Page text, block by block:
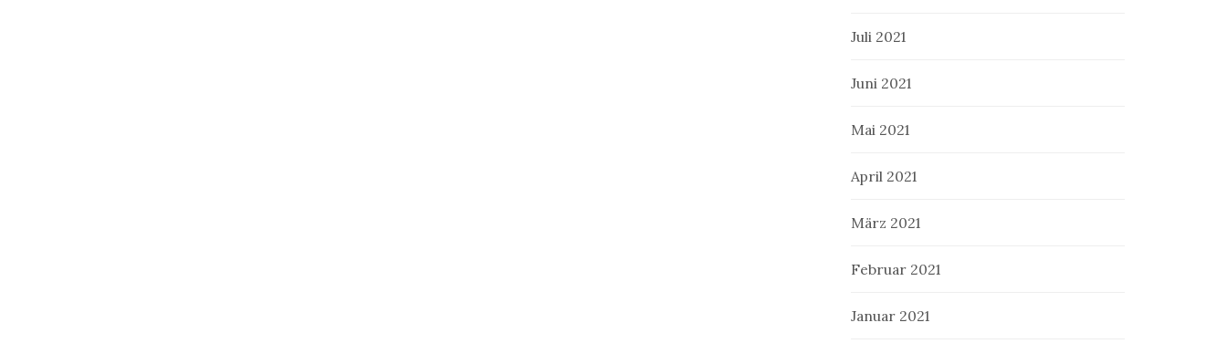
Juli 2021
Juni 2021
Mai 2021
April 2021
März 2021
Februar 2021
Januar 2021